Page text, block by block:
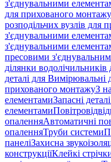
з'єднувальними
для прихованого монтажу
розподільчих вузлів для
з'єднувальними
з'єднувальними
пресовими
ділянки
деталі для Вимірювальні
прихованого монтажуЗ
елементамиЗапасні
елементами
опаленняАвтоматичні
опаленняТруби системи
панеліЗахисна
конструкціїКлейкі